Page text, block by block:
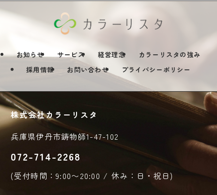
お知らせ サービス 経営理念
カラーリスタの強み
採用情報
お問い合わせ プライバシーポリシー
株式会社カラーリスタ
兵庫県伊丹市鋳物師1-47-102
072-714-2268
(受付時間：9:00〜20:00 / 休み：日・祝日)